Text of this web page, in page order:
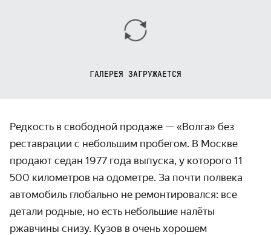
ГАЛЕРЕЯ ЗАГРУЖАЕТСЯ
Редкость в свободной продаже — «Волга» без
реставрации с небольшим пробегом. В Москве
продают седан 1977 года выпуска, у которого 11
500 километров на одометре. За почти полвека
автомобиль глобально не ремонтировался: все
детали родные, но есть небольшие налёты
ржавчины снизу. Кузов в очень хорошем